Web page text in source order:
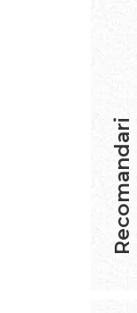
Recomandari